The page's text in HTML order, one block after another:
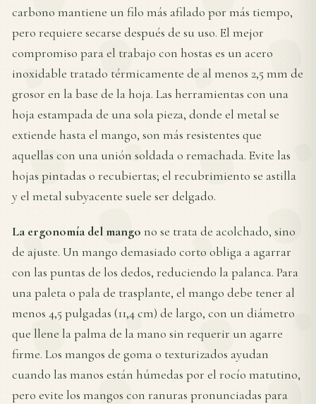
carbono mantiene un filo más afilado por más tiempo,
pero requiere secarse después de su uso. El mejor
compromiso para el trabajo con hostas es un acero
inoxidable tratado térmicamente de al menos 2,5 mm de
grosor en la base de la hoja. Las herramientas con una
hoja estampada de una sola pieza, donde el metal se
extiende hasta el mango, son más resistentes que
aquellas con una unión soldada o remachada. Evite las
hojas pintadas o recubiertas; el recubrimiento se astilla
y el metal subyacente suele ser delgado.
La ergonomía del mango no se trata de acolchado, sino
de ajuste. Un mango demasiado corto obliga a agarrar
con las puntas de los dedos, reduciendo la palanca. Para
una paleta o pala de trasplante, el mango debe tener al
menos 4,5 pulgadas (11,4 cm) de largo, con un diámetro
que llene la palma de la mano sin requerir un agarre
firme. Los mangos de goma o texturizados ayudan
cuando las manos están húmedas por el rocío matutino,
pero evite los mangos con ranuras pronunciadas para